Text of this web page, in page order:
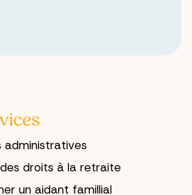
administratives
droits à la retraite
un aidant famillial